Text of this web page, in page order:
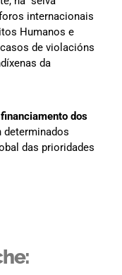
internacionais
Humanos e
de violacións
da
dos
determinados
das prioridades